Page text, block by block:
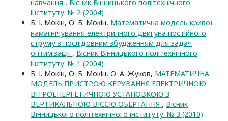
навчання , Вісник Вінницького політехнічного
інституту: № 2 (2004)
Б. І. Мокін, О. Б. Мокін, Математична модель кривої
намагнічування електричного двигуна постійного
струму з послідовним збудженням для задач
оптимізації , Вісник Вінницького політехнічного
інституту: № 1 (2004)
Б. І. Мокін, О. Б. Мокін, О. А. Жуков, МАТЕМАТИЧНА
МОДЕЛЬ ПРИСТРОЮ КЕРУВАННЯ ЕЛЕКТРИЧНОЮ
ВІТРОЕНЕРГЕТИЧНОЮ УСТАНОВКОЮ З
ВЕРТИКАЛЬНОЮ ВІССЮ ОБЕРТАННЯ , Вісник
Вінницького політехнічного інституту: № 3 (2010)